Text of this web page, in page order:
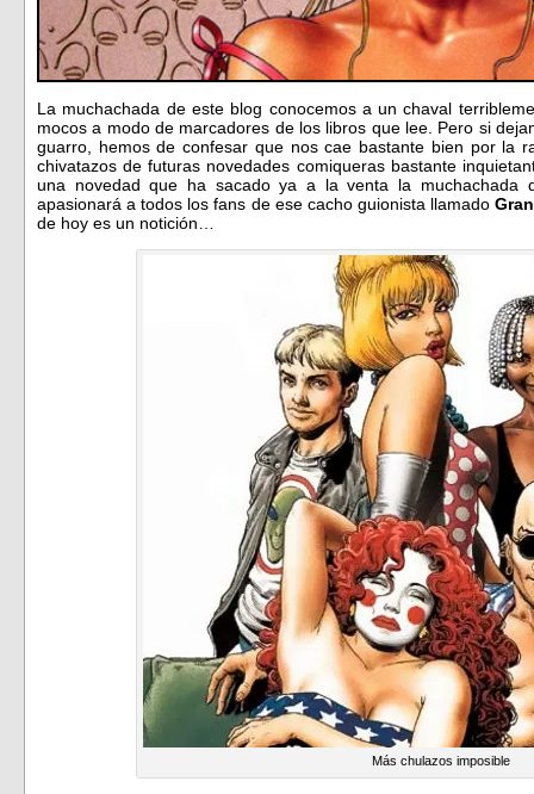
La muchachada de este blog conocemos a un chaval
mocos a modo de marcadores de los libros que lee. Pero si
guarro, hemos de confesar que nos cae bastante bien por la
chivatazos de futuras novedades comiqueras bastante
una novedad que ha sacado ya a la venta la muchachada
apasionará a todos los fans de ese cacho guionista llamado
de hoy es un notición…
Más chulazos imposible